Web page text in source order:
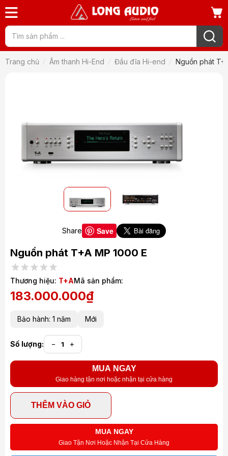
Trang chủ Âm thanh Hi-End Đầu đĩa Hi-end Nguồn phát
Share Save
Nguồn phát T+A MP 1000 E
Thương hiệu: T+AMã sản phẩm:
183.000.000₫
Bảo hành: 1 năm Mới
Số lượng: − +
MUA NGAY
Giao hàng tận nơi hoặc nhận tại cửa hàng
THÊM VÀO GIỎ
MUA NGAY
Giao Tận Nơi Hoặc Nhận Tại Cửa Hàng